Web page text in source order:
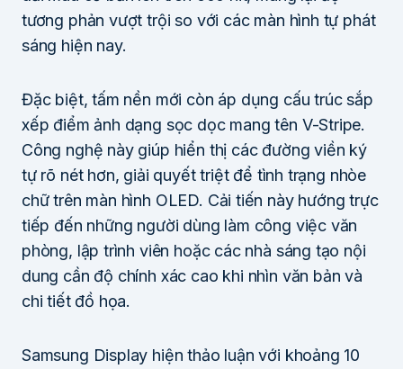
tương phản vượt trội so với các màn hình tự phát
sáng hiện nay.
Đặc biệt, tấm nền mới còn áp dụng cấu trúc sắp
xếp điểm ảnh dạng sọc dọc mang tên V-Stripe.
Công nghệ này giúp hiển thị các đường viền ký
tự rõ nét hơn, giải quyết triệt để tình trạng nhòe
chữ trên màn hình OLED. Cải tiến này hướng trực
tiếp đến những người dùng làm công việc văn
phòng, lập trình viên hoặc các nhà sáng tạo nội
dung cần độ chính xác cao khi nhìn văn bản và
chi tiết đồ họa.
Samsung Display hiện thảo luận với khoảng 10